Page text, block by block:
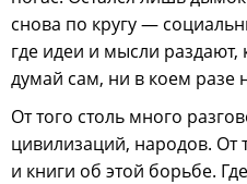
снова по кругу —
где идеи и мысли
думай сам, ни в коем разе
От того столь много
цивилизаций, народов. От
и книги об этой борьбе.